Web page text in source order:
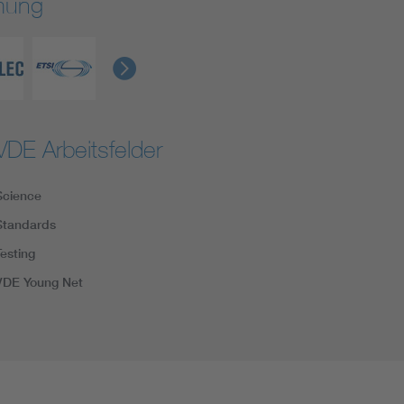
Arbeitsfelder
Young Net